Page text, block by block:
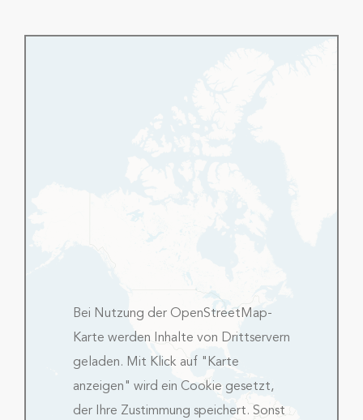
Bei Nutzung der OpenStreetMap-
Karte werden Inhalte von Drittservern
geladen. Mit Klick auf "Karte
anzeigen" wird ein Cookie gesetzt,
der Ihre Zustimmung speichert. Sonst